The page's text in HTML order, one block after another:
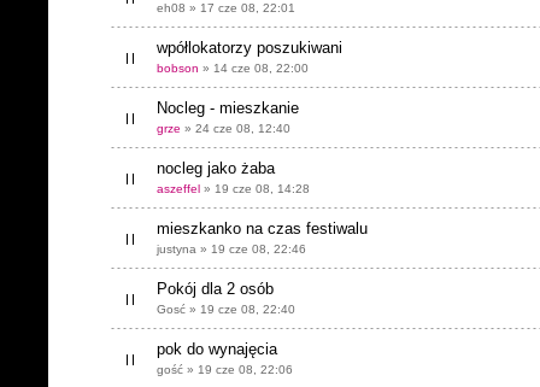
eh08 » 17 cze 08, 22:01
wpółlokatorzy poszukiwani
bobson » 14 cze 08, 22:00
Nocleg - mieszkanie
grze » 24 cze 08, 12:40
nocleg jako żaba
aszeffel » 19 cze 08, 14:28
mieszkanko na czas festiwalu
justyna » 19 cze 08, 22:46
Pokój dla 2 osób
Gosć » 19 cze 08, 22:40
pok do wynajęcia
gość » 19 cze 08, 22:06